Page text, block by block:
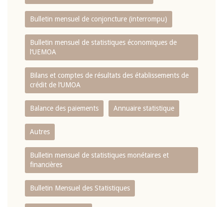
Bulletin mensuel de conjoncture (interrompu)
Bulletin mensuel de statistiques économiques de
l‘UEMOA
Bilans et comptes de résultats des établissements de
crédit de l‘UMOA
Balance des paiements Annuaire statistique
Autres
Bulletin mensuel de statistiques monétaires et
financières
Bulletin Mensuel des Statistiques